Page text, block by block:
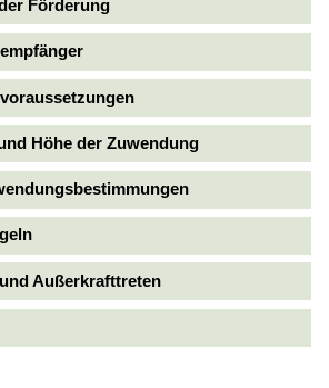
Förderung
Höhe der Zuwendung
Außerkrafttreten